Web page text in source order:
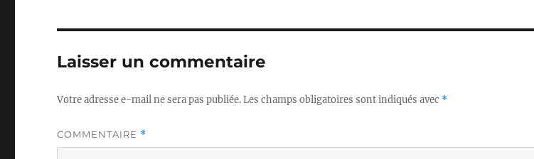
Laisser un commentaire
Votre adresse e-mail ne sera pas publiée.Les champs obligatoires sont indiqués avec *
COMMENTAIRE *